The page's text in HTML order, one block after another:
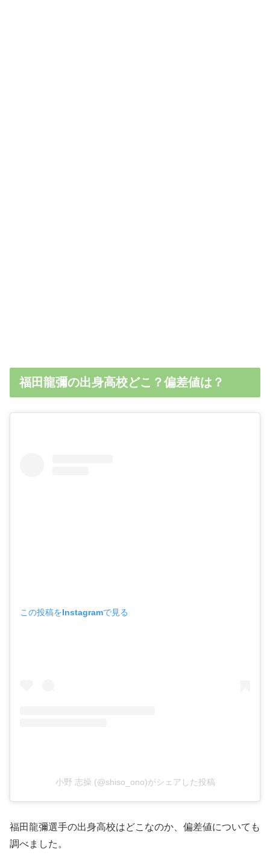
福田龍彌の出身高校どこ？偏差値は？
この投稿をInstagramで見る
小野 志操 (@shiso_ono)がシェアした投稿
福田龍彌選手の出身高校はどこなのか、偏差値についても
調べました。